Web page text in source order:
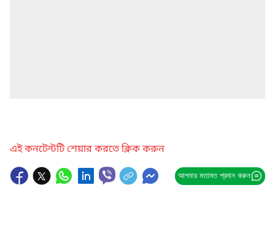
এই কনটেন্টটি শেয়ার করতে ক্লিক করুন
আপনার মতামত প্রদান করুন